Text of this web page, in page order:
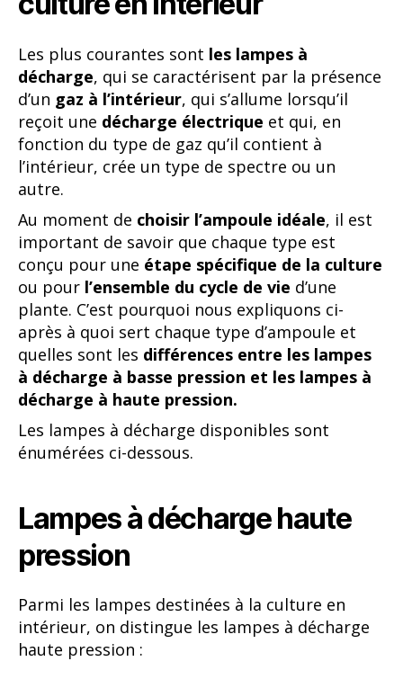
Les plus courantes sont les lampes à
décharge, qui se caractérisent par la présence
d’un gaz à l’intérieur, qui s’allume lorsqu’il
reçoit une décharge électrique et qui, en
fonction du type de gaz qu’il contient à
l’intérieur, crée un type de spectre ou un
autre.
Au moment de choisir l’ampoule idéale, il est
important de savoir que chaque type est
conçu pour une étape spécifique de la culture
ou pour l’ensemble du cycle de vie d’une
plante. C’est pourquoi nous expliquons ci-
après à quoi sert chaque type d’ampoule et
quelles sont les différences entre les lampes
à décharge à basse pression et les lampes à
décharge à haute pression.
Les lampes à décharge disponibles sont
énumérées ci-dessous.
Lampes à décharge haute
pression
Parmi les lampes destinées à la culture en
intérieur, on distingue les lampes à décharge
haute pression :